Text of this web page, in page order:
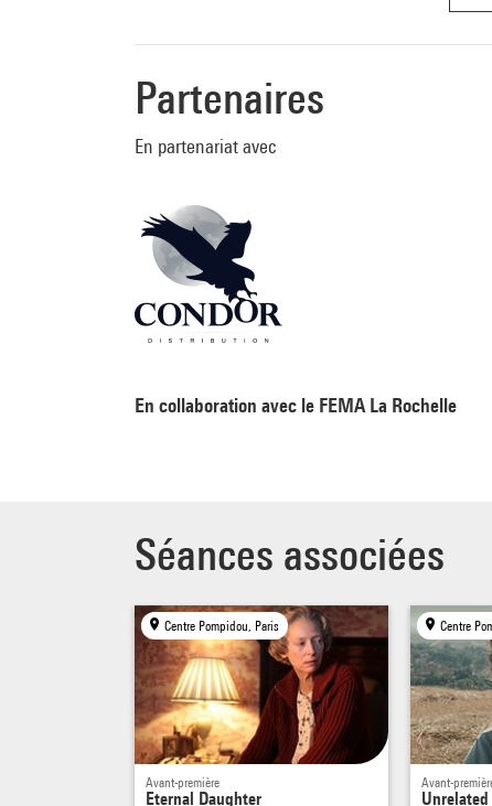
Partenaires
En partenariat avec
En collaboration avec le FEMA La Rochelle
Séances associées
Centre Pompidou, Paris
Avant-première
Eternal Daughter
Centre
Avant-
Unrelated